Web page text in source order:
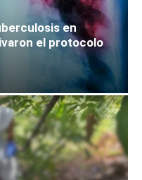
en
el protocolo